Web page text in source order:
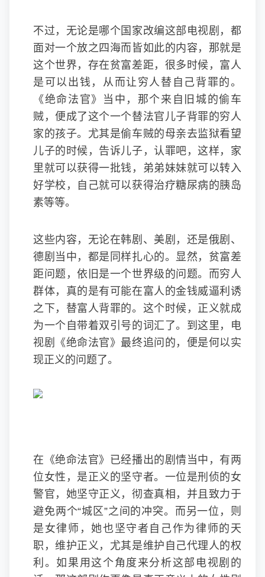
不过，无论是哪个国家改编这部电视剧，都
面对一个放之四海而皆如此的内容，那就是
这个世界，存在贫富差距，很多时候，富人
是可以出钱，从而让穷人替自己背罪的。
《绝命法官》当中，那个来自旧城的偷车
贼，便成了这个一个替法官儿子背罪的穷人
家的孩子。尤其是偷车贼的母亲去监狱看望
儿子的时候，告诉儿子，认罪吧，这样，家
里就可以获得一批钱，弟弟妹妹就可以转入
好学校，自己就可以获得治疗糖尿病的胰岛
素等等。
这些内容，无论在韩剧、美剧，还是俄剧、
德剧当中，都是同样扎心的。显然，贫富差
距问题，依旧是一个世界级的问题。而穷人
群体，真的是有可能在富人的金钱威逼利诱
之下，替富人背罪的。这个时候，正义就成
为一个自带着双引号的词汇了。到这里，电
视剧《绝命法官》最终追问的，便是何以实
现正义的问题了。
在《绝命法官》已经播出的剧情当中，有两
位女性，是正义的坚守者。一位是刑侦的女
警官，她坚守正义，彻查真相，并且致力于
避免两个“城区”之间的冲突。而另一位，则
是女律师，她也坚守者自己作为律师的天
职，维护正义，尤其是维护自己代理人的权
利。如果用这个角度来分析这部电视剧的